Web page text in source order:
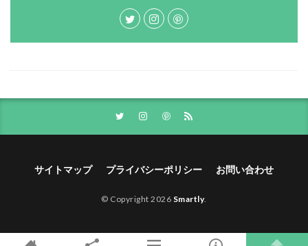
サイトマップ プライバシーポリシー お問い合わせ
© Copyright 2026 Smartly.